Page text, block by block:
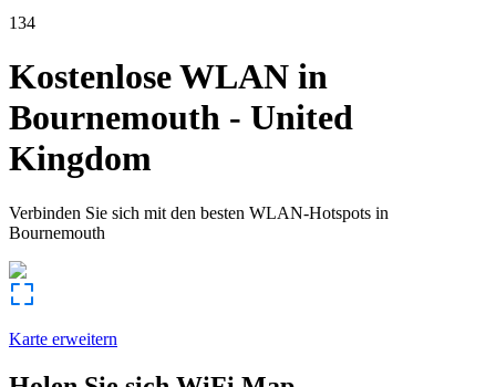
134
Kostenlose WLAN in
Bournemouth - United
Kingdom
Verbinden Sie sich mit den besten WLAN-Hotspots in
Bournemouth
Karte erweitern